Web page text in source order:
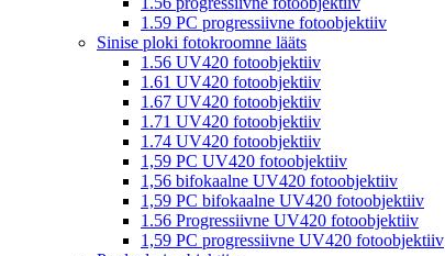
1.59 PC progressiivne fotoobjektiiv
Sinise ploki fotokroomne lääts
1.56 UV420 fotoobjektiiv
1.61 UV420 fotoobjektiiv
1.67 UV420 fotoobjektiiv
1.71 UV420 fotoobjektiiv
1.74 UV420 fotoobjektiiv
1,59 PC UV420 fotoobjektiiv
1,56 bifokaalne UV420 fotoobjektiiv
1,59 PC bifokaalne UV420 fotoobjektiiv
1.56 Progressiivne UV420 fotoobjektiiv
1,59 PC progressiivne UV420 fotoobjektiiv